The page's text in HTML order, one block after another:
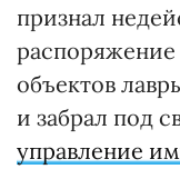
признал
распоряжение
объектов
и забрал под
управление